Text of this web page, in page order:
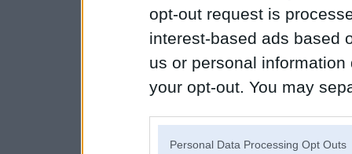
opt-out request is
interest-based ads based
us or personal
your opt-out. You may
Personal Data Processing Opt Outs